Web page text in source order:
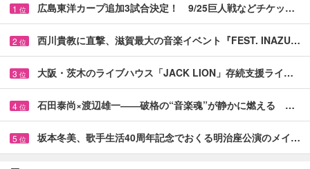
1 位 広島東洋カープ追加3試合決定！ 9/25巨人戦などチケッ…
2 位 西川貴教に直撃、滋賀最大の音楽イベント『FEST. INAZU…
3 位 大阪・茨木のライブハウス「JACK LION」存続支援ライ…
4 位 石田泰尚×渡辺雄一――破格の“音楽魂”が静かに燃える …
5 位 坂本冬美、歌手生活40周年記念でおくる明治座公演のメイ…